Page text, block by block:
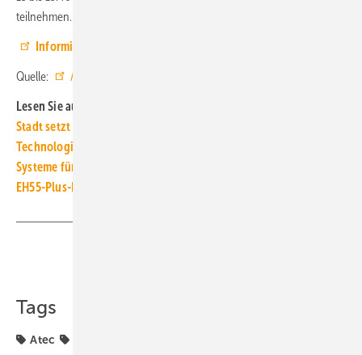
teilnehmen.
Informieren und anmelden
Quelle: Atec
Lesen Sie auch:
Stadt setzt aufs Netz, Land auf die Wär­me­pumpe
Technologieoffenheit darf Klimaziele nicht gefährden
Systeme für die TGA+E: schall­ge­dämmt, zeit­spa­rend, uni­ver­sell
EH55-Plus-Förde­rung und KFN: deut­li­che Zins­sen­kung
Tags
Atec